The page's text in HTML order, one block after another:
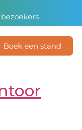
Boek een stand